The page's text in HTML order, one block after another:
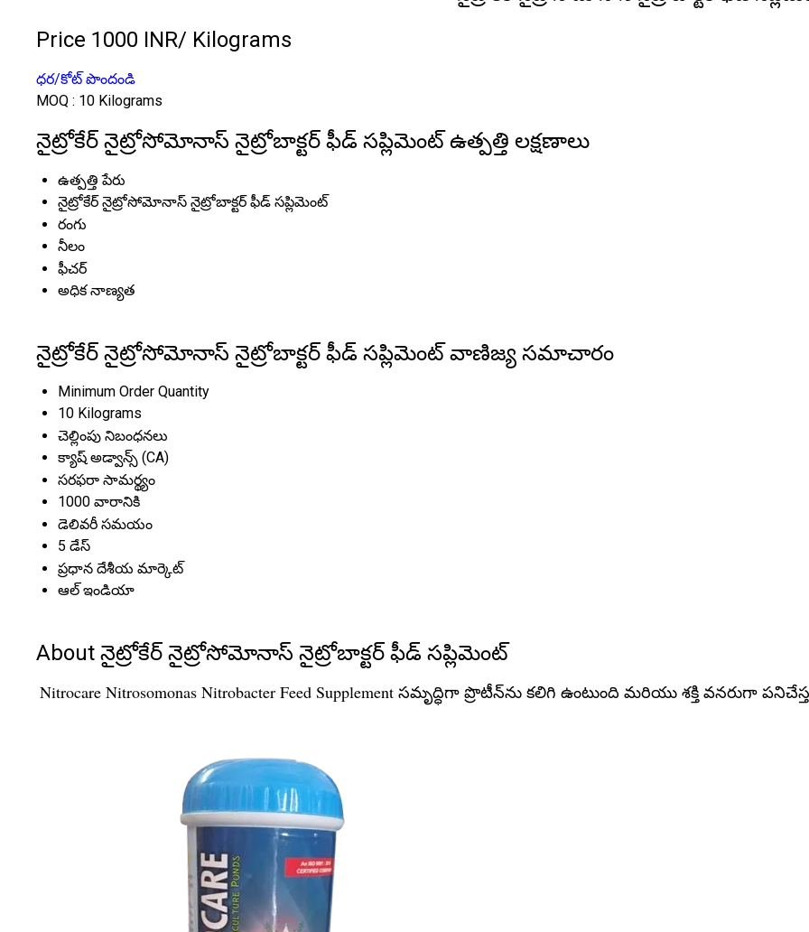
Price 1000 INR/ Kilograms
ధర/కోట్ పొందండి
MOQ : 10 Kilograms
నైట్రోకేర్ నైట్రోసోమోనాస్ నైట్రోబాక్టర్ ఫీడ్ సప్లిమెంట్ ఉత్పత్తి లక్షణాలు
ఉత్పత్తి పేరు
నైట్రోకేర్ నైట్రోసోమోనాస్ నైట్రోబాక్టర్ ఫీడ్ సప్లిమెంట్
రంగు
నీలం
ఫీచర్
అధిక నాణ్యత
నైట్రోకేర్ నైట్రోసోమోనాస్ నైట్రోబాక్టర్ ఫీడ్ సప్లిమెంట్ వాణిజ్య సమాచారం
Minimum Order Quantity
10 Kilograms
చెల్లింపు నిబంధనలు
క్యాష్ అడ్వాన్స్ (CA)
సరఫరా సామర్థ్యం
1000 వారానికి
డెలివరీ సమయం
5 డేస్
ప్రధాన దేశీయ మార్కెట్
ఆల్ ఇండియా
About నైట్రోకేర్ నైట్రోసోమోనాస్ నైట్రోబాక్టర్ ఫీడ్ సప్లిమెంట్
Nitrocare Nitrosomonas Nitrobacter Feed Supplement సమృద్ధిగా ప్రొటీన్‌ను కలిగి ఉంటుంది మరియు శక్తి వనరుగా